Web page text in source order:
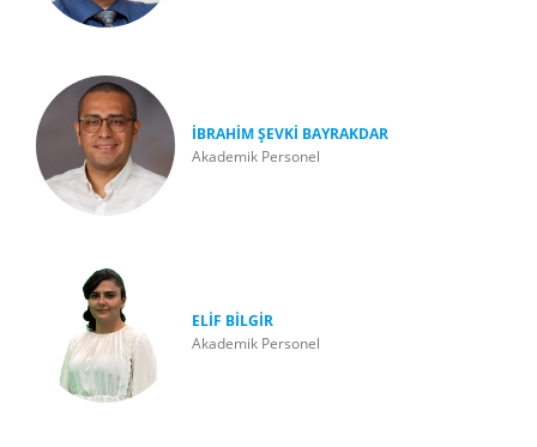
İBRAHİM ŞEVKİ BAYRAKDAR
Akademik Personel
ELİF BİLGİR
Akademik Personel